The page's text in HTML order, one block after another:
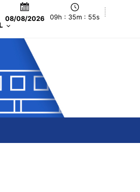
08/08/2026 09h : 35m : 56s